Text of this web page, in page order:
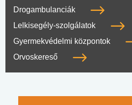
Drogambulanciák
Lelkisegély-szolgálatok
Gyermekvédelmi központok
Orvoskereső